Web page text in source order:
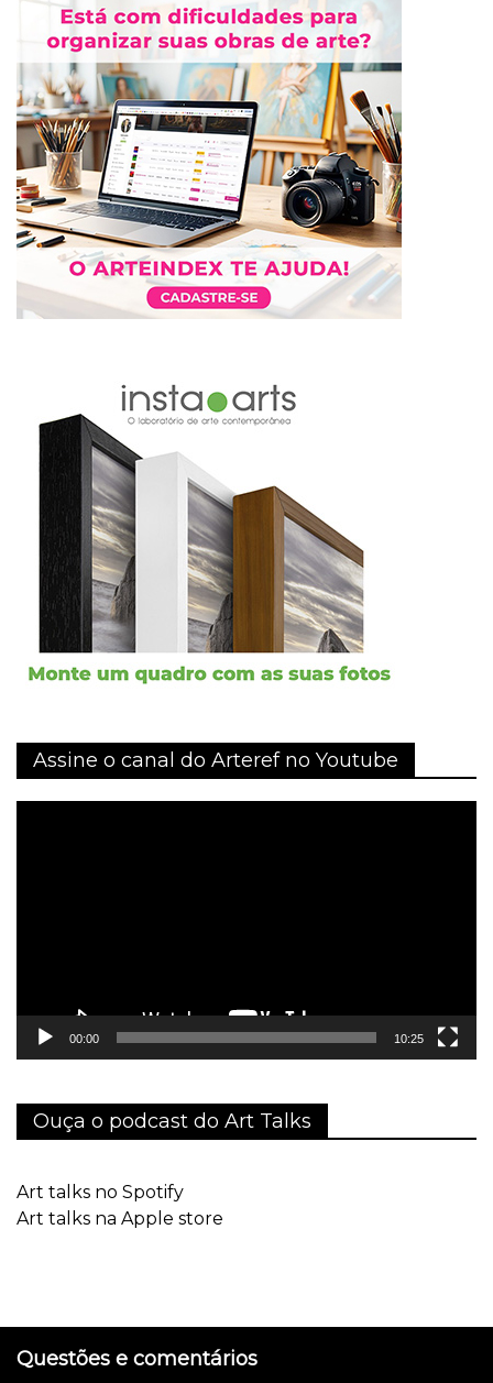
Assine o canal do Arteref no Youtube
00:00 10:25
Ouça o podcast do Art Talks
Art talks no Spotify
Art talks na Apple store
Questões e comentários